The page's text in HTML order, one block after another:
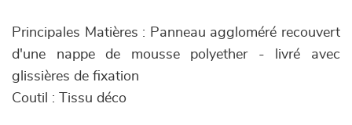
Principales Matières : Panneau aggloméré recouvert
d'une nappe de mousse polyether - livré avec
glissières de fixation
Coutil : Tissu déco